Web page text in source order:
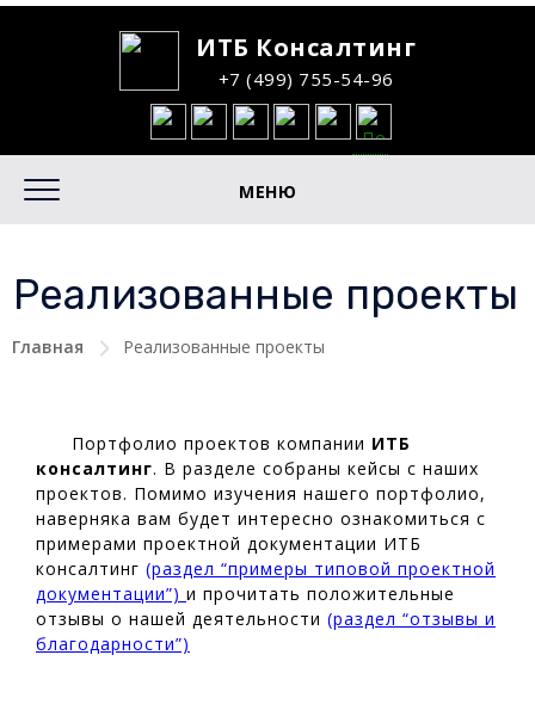
ИТБ Консалтинг
+7 (499) 755-54-96
МЕНЮ
Реализованные проекты
Главная Реализованные проекты
Портфолио проектов компании ИТБ
консалтинг. В разделе собраны кейсы с наших
проектов. Помимо изучения нашего портфолио,
наверняка вам будет интересно ознакомиться с
примерами проектной документации ИТБ
консалтинг (раздел “примеры типовой проектной
документации”) и прочитать положительные
отзывы о нашей деятельности (раздел “отзывы и
благодарности”)